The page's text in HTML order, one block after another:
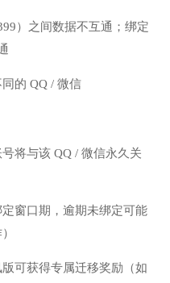
）之间数据不互通；绑定
的 QQ / 微信
将与该 QQ / 微信永久关
窗口期，逾期未绑定可能
可获得专属迁移奖励（如